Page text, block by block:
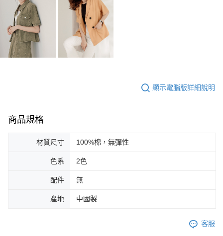
顯示電腦版詳細說明
商品規格
材質尺寸 100%棉，無彈性
色系 2色
配件 無
產地 中國製
客服